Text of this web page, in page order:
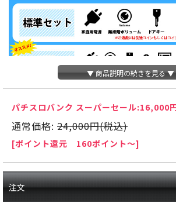
▼ 商品説明の続きを見る ▼
パチスロバンク スーパーセール:16,000
通常価格: 24,000円(税込)
[ポイント還元 160ポイント～]
注文